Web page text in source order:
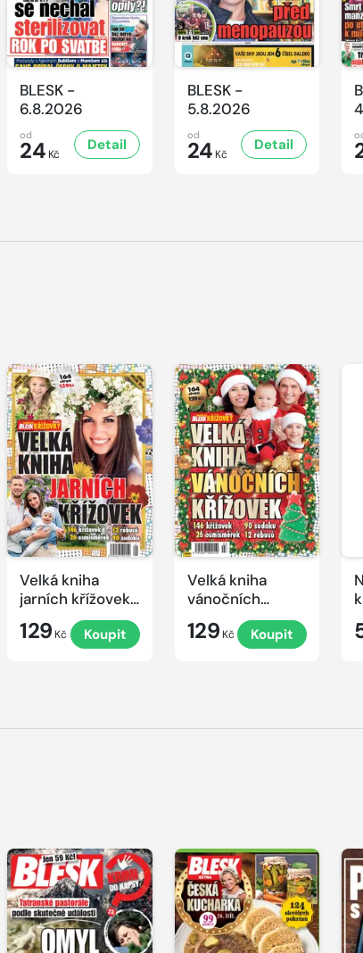
BLESK -
6.8.2026
od
24 Kč
Detail
BLESK -
5.8.2026
od
24 Kč
Detail
Velká kniha
jarních křížovek
129 Kč Koupit
Velká kniha
vánočních
křížovek 2025
129 Kč Koupit